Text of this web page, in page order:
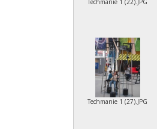
Techmanie 1 (27).JPG